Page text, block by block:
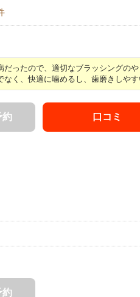
ったので、適切なブラッシングの
く、快適に噛めるし、歯磨きしやす
約 口コミ
約